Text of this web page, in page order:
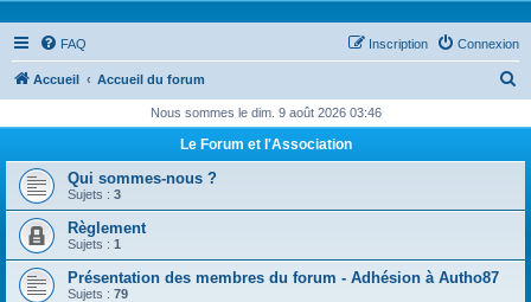
FAQ Connexion
Inscription
Accueil Accueil du forum
h
Nous sommes le dim. 9 août 2026 03:46
Le Forum et l'Association
Qui sommes-nous ?
Sujets : 3
Règlement
Sujets : 1
Présentation des membres du forum - Adhésion à Autho87
Sujets : 79